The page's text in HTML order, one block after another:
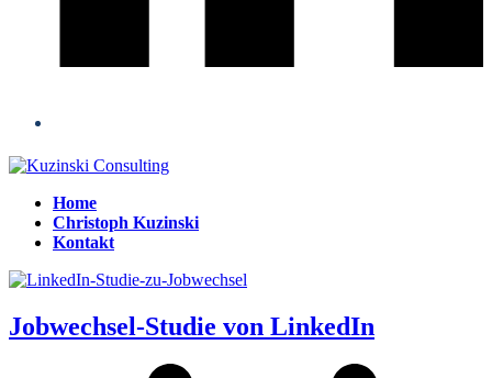
Home
Christoph Kuzinski
Kontakt
Open
menu
Close
menu
Jobwechsel-Studie von LinkedIn